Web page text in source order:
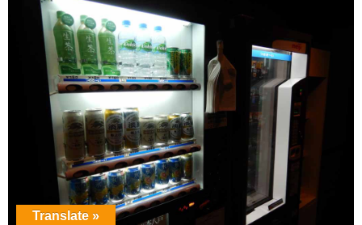
Translate »